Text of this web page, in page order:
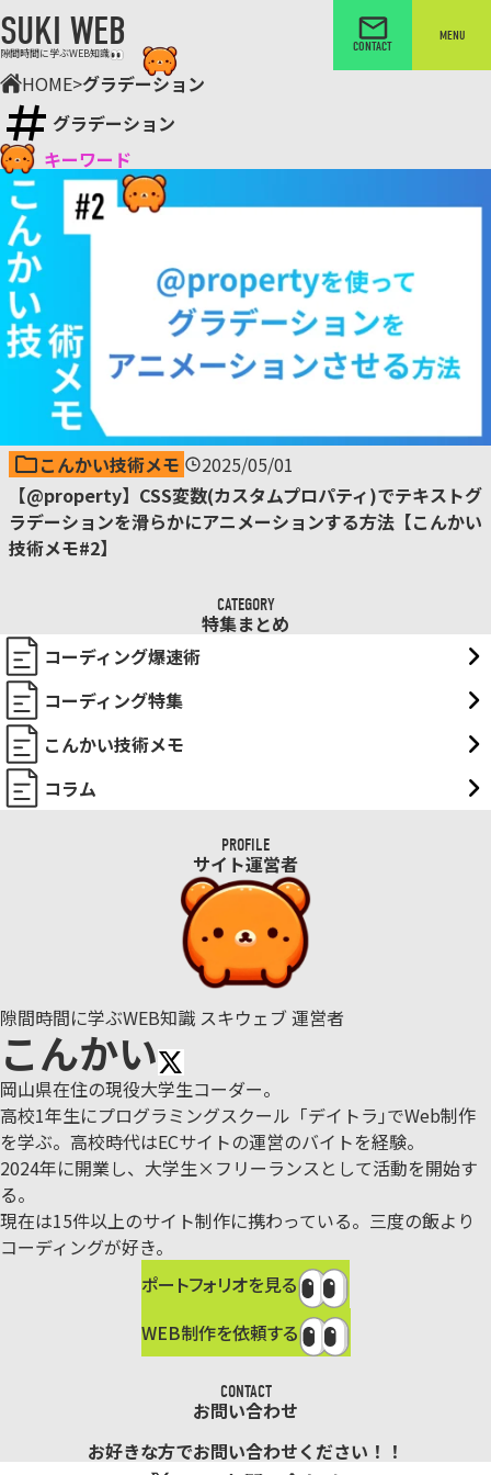
SUKI WEB
隙間時間に学ぶWEB知識 CONTACT
MENU
HOME>グラデーション
グラデーション
キーワード
こんかい技術メモ
2025/05/01
【@property】CSS変数(カスタムプロパティ)でテキストグ
ラデーションを滑らかにアニメーションする方法【こんかい
技術メモ#2】
CATEGORY
特集まとめ
コーディング爆速術
コーディング特集
こんかい技術メモ
コラム
PROFILE
サイト運営者
隙間時間に学ぶWEB知識 スキウェブ 運営者
こんかい
岡山県在住の現役大学生コーダー。
高校1年生にプログラミングスクール「デイトラ｣でWeb制作
を学ぶ。 高校時代はECサイトの運営のバイトを経験。
2024年に開業し、大学生×フリーランスとして活動を開始す
る。
現在は15件以上のサイト制作に携わっている。三度の飯より
コーディングが好き。
ポートフォリオを見る
WEB制作を依頼する
CONTACT
お問い合わせ
お好きな方でお問い合わせください！！